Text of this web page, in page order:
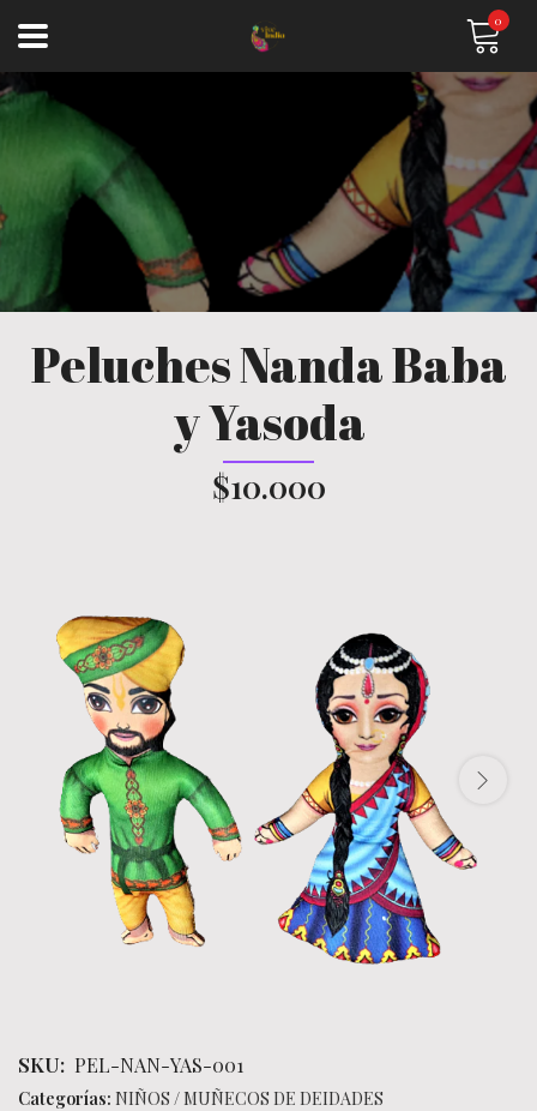
0
Peluches Nanda Baba
y Yasoda
$10.000
SKU: PEL-NAN-YAS-001
Categorías: NIÑOS / MUÑECOS DE DEIDADES